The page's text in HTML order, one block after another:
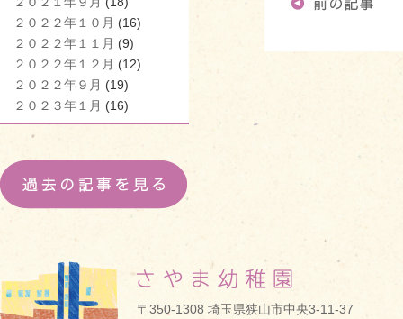
２０２２年１０月 (16)
２０２２年１１月 (9)
２０２２年１２月 (12)
２０２２年９月 (19)
２０２３年１月 (16)
〒350-1308 埼玉県狭山市中央3-11-37